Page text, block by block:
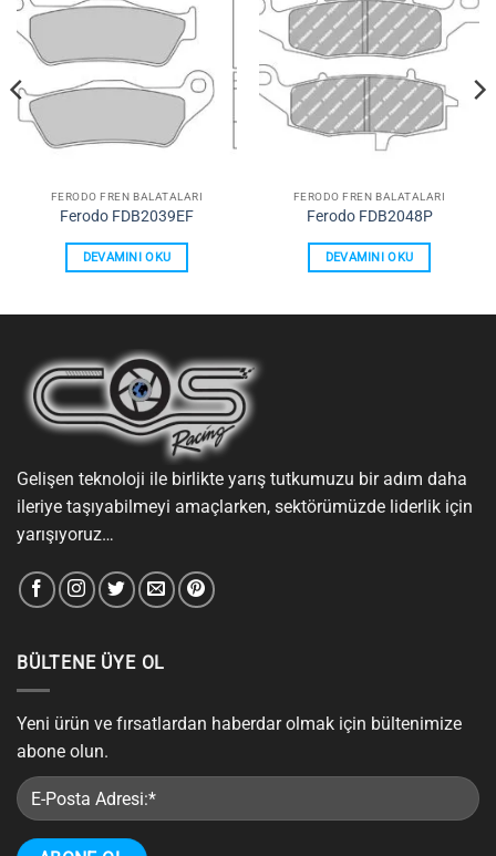
Favorilerime
Ekle
FERODO FREN BALATALARI
Ferodo FDB2039EF
DEVAMINI OKU
Favorilerime
Ekle
FERODO FREN BALATALARI
Ferodo FDB2048P
DEVAMINI OKU
Gelişen teknoloji ile birlikte yarış tutkumuzu bir adım daha
ileriye taşıyabilmeyi amaçlarken, sektörümüzde liderlik için
yarışıyoruz…
BÜLTENE ÜYE OL
Yeni ürün ve fırsatlardan haberdar olmak için bültenimize
abone olun.